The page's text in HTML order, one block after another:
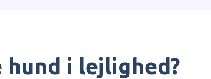
hund i lejlighed?